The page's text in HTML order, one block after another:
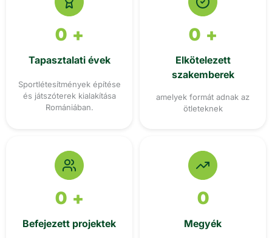
0 +
Tapasztalati évek
Sportlétesítmények építése
és játszóterek kialakítása
Romániában.
0 +
Elkötelezett
szakemberek
amelyek formát adnak az
ötleteknek
0 +
Befejezett projektek
0
Megyék